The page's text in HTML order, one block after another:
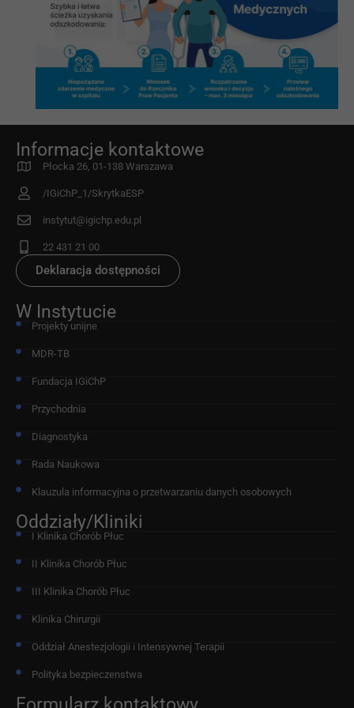
Informacje kontaktowe
Płocka 26, 01-138 Warszawa
/IGiChP_1/SkrytkaESP
instytut@igichp.edu.pl
22 431 21 00
Deklaracja dostępności
W Instytucie
Projekty unijne
MDR-TB
Fundacja IGiChP
Przychodnia
Diagnostyka
Rada Naukowa
Klauzula informacyjna o przetwarzaniu danych osobowych
Oddziały/Kliniki
I Klinika Chorób Płuc
II Klinika Chorób Płuc
III Klinika Chorób Płuc
Klinika Chirurgii
Oddział Anestezjologii i Intensywnej Terapii
Polityka bezpieczenstwa